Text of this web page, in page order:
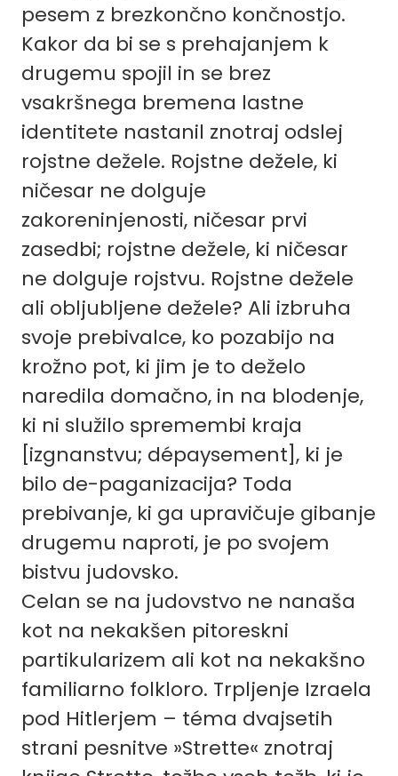
pesem z brezkončno končnostjo.
Kakor da bi se s prehajanjem k
drugemu spojil in se brez
vsakršnega bremena lastne
identitete nastanil znotraj odslej
rojstne dežele. Rojstne dežele, ki
ničesar ne dolguje
zakoreninjenosti, ničesar prvi
zasedbi; rojstne dežele, ki ničesar
ne dolguje rojstvu. Rojstne dežele
ali obljubljene dežele? Ali izbruha
svoje prebivalce, ko pozabijo na
krožno pot, ki jim je to deželo
naredila domačno, in na blodenje,
ki ni služilo spremembi kraja
[izgnanstvu; dépaysement], ki je
bilo de-paganizacija? Toda
prebivanje, ki ga upravičuje gibanje
drugemu naproti, je po svojem
bistvu judovsko.
Celan se na judovstvo ne nanaša
kot na nekakšen pitoreskni
partikularizem ali kot na nekakšno
familiarno folkloro. Trpljenje Izraela
pod Hitlerjem – téma dvajsetih
strani pesnitve »Strette« znotraj